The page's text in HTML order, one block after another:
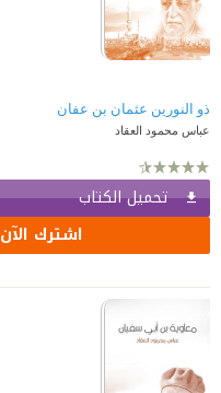
ذو النورين عثمان بن عفان
عباس محمود العقاد
تحميل الكتاب
اشترك الآن